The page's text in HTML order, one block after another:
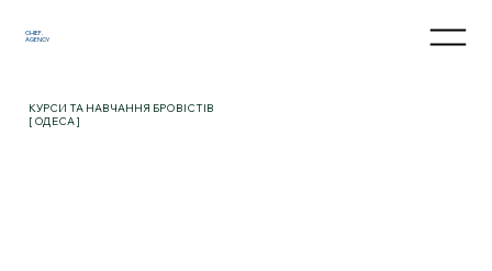
CHIEF.
AGENCY
КУРСИ ТА НАВЧАННЯ БРОВІСТІВ
[ ОДЕСА ]